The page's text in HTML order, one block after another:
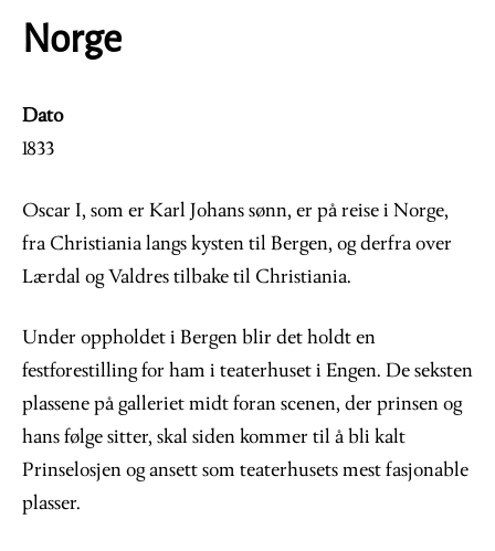
Norge
Dato
1833
Oscar I, som er Karl Johans sønn, er på reise i Norge,
fra Christiania langs kysten til Bergen, og derfra over
Lærdal og Valdres tilbake til Christiania.
Under oppholdet i Bergen blir det holdt en
festforestilling for ham i teaterhuset i Engen. De seksten
plassene på galleriet midt foran scenen, der prinsen og
hans følge sitter, skal siden kommer til å bli kalt
Prinselosjen og ansett som teaterhusets mest fasjonable
plasser.